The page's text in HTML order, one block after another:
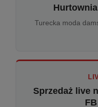
Turecka moda
Sprzedaż live